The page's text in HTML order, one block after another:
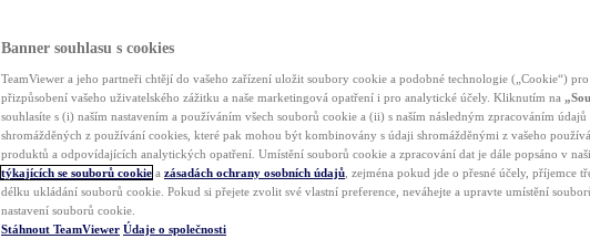
Banner souhlasu s cookies
TeamViewer a jeho partneři chtějí do vašeho zařízení uložit soubory cookie a podobné technologie („Cookie“) pro
přizpůsobení vašeho uživatelského zážitku a naše marketingová opatření i pro analytické účely. Kliknutím na
souhlasíte s (i) naším nastavením a používáním všech souborů cookie a (ii) s naším následným zpracováním údajů
shromážděných z používání cookies, které pak mohou být kombinovány s údaji shromážděnými z vašeho
produktů a odpovídajících analytických opatření. Umístění souborů cookie a zpracování dat je dále popsáno v
týkajících se souborů cookie a zásadách ochrany osobních údajů , zejména pokud jde o přesné účely, příjemce
délku ukládání souborů cookie. Pokud si přejete zvolit své vlastní preference, neváhejte a upravte umístění
nastavení souborů cookie.
Stáhnout TeamViewer Údaje o společnosti